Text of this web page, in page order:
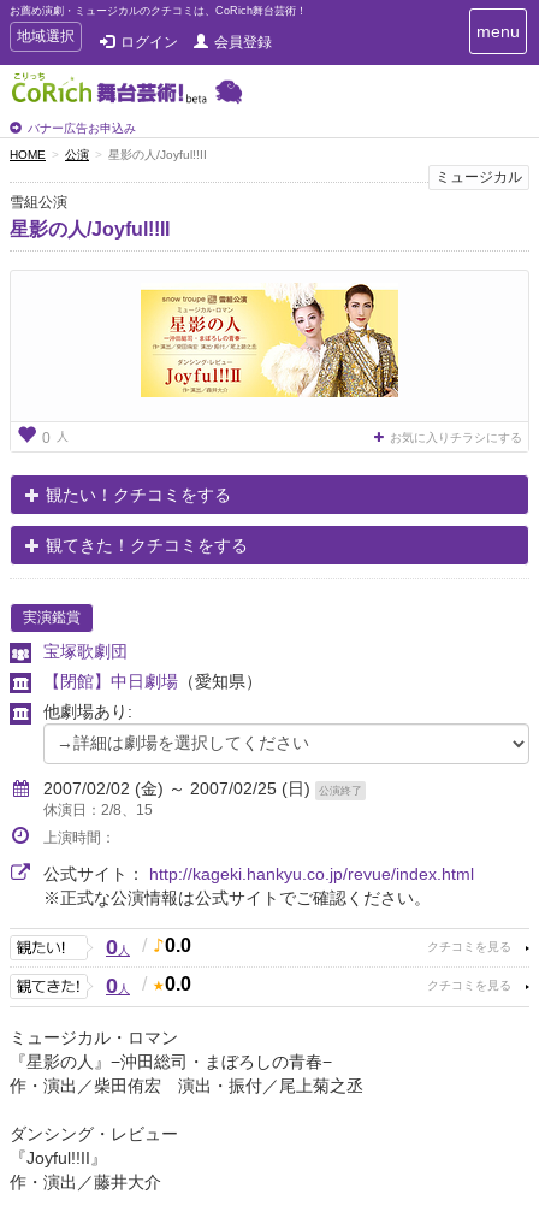
お薦め演劇・ミュージカルのクチコミは、CoRich舞台芸術！
T
o
g
g
e
n
a
v
i
g
地域選択 ログイン 会員登録
バナー広告お申込み
T
o
n
i
g
menu
HOME 公演 星影の人/Joyful!!II
ミュージカル
雪組公演
星影の人/Joyful!!II
0 人 お気に入りチラシにする
観たい！クチコミをする
観てきた！クチコミをする
実演鑑賞
宝塚歌劇団
【閉館】中日劇場 （愛知県）
他劇場あり:
2007/02/02 (金) ～ 2007/02/25 (日) 公演終了
休演日：2/8、15
上演時間：
公式サイト： http://kageki.hankyu.co.jp/revue/index.html
※正式な公演情報は公式サイトでご確認ください。
0人 / 0.0
0人 / 0.0
ミュージカル・ロマン
『星影の人』−沖田総司・まぼろしの青春−
作・演出／柴田侑宏 演出・振付／尾上菊之丞
ダンシング・レビュー
『Joyful!!II』
作・演出／藤井大介